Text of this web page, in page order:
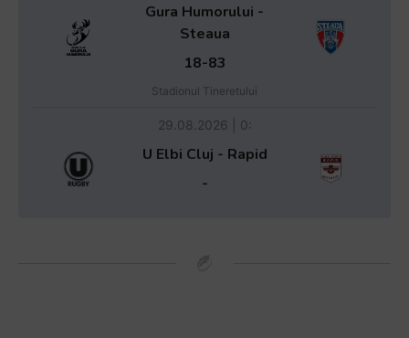
Gura Humorului -
Steaua
18-83
Stadionul Tineretului
29.08.2026 | 0:
U Elbi Cluj - Rapid
-